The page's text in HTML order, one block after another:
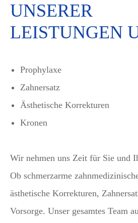
UNSERER
LEISTUNGEN
Prophylaxe
Zahnersatz
Ästhetische Korrekturen
Kronen
Wir nehmen uns Zeit für Sie und
Ob schmerzarme
ästhetische Korrekturen,
Vorsorge. Unser gesamtes Team